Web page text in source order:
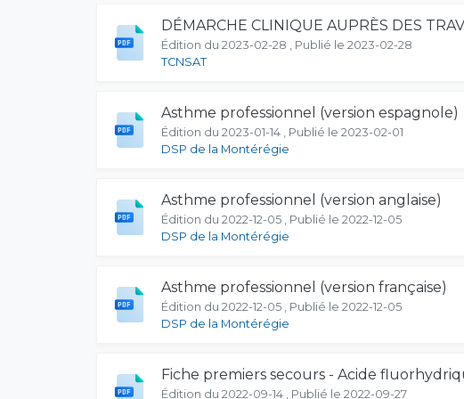
DÉMARCHE CLINIQUE AUPRÈS DES
Édition du 2023-02-28 , Publié le 2023-02-28
TCNSAT
Asthme professionnel (version espagnole)
Édition du 2023-01-14 , Publié le 2023-02-01
DSP de la Montérégie
Asthme professionnel (version anglaise)
Édition du 2022-12-05 , Publié le 2022-12-05
DSP de la Montérégie
Asthme professionnel (version française)
Édition du 2022-12-05 , Publié le 2022-12-05
DSP de la Montérégie
Fiche premiers secours - Acide
Édition du 2022-09-14 , Publié le 2022-09-27